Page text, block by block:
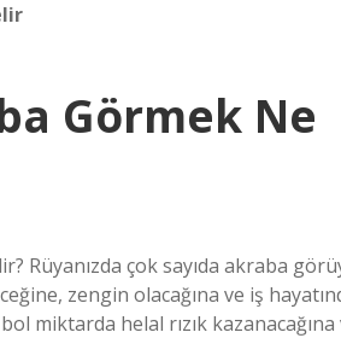
Görmek Ne
Rüyanızda çok sayıda akraba
zengin olacağına ve iş
miktarda helal rızık kazanacağına